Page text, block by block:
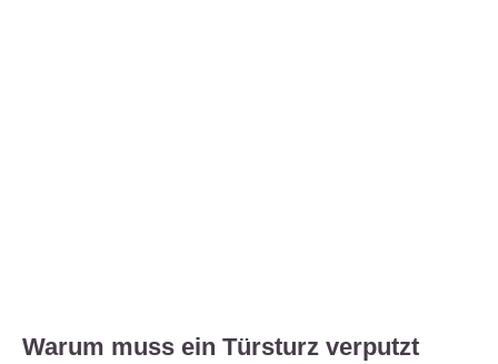
Warum muss ein Türsturz verputzt